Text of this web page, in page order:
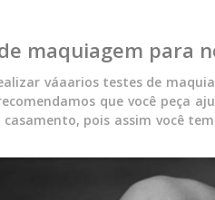
maquiagem para
váaarios testes de
que você peça
pois assim você